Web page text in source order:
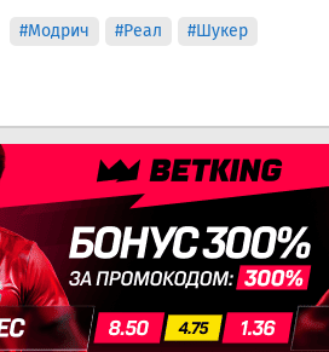
#Модрич #Реал #Шукер